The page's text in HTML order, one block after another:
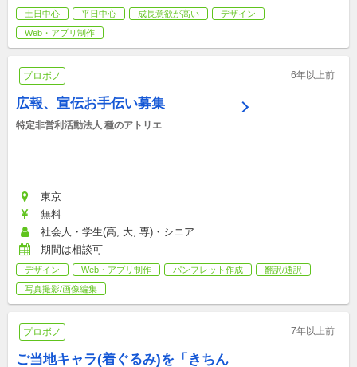
土日中心 平日中心 成長意欲が高い
デザイン
Web・アプリ制作
プロボノ 6年以上前
広報、宣伝お手伝い募集
特定非営利活動法人 種のアトリエ
東京
無料
社会人・学生(高, 大, 専)・シニア
期間は相談可
デザイン Web・アプリ制作 パンフレット作成
翻訳/通訳
写真撮影/画像編集
プロボノ 7年以上前
ご当地キャラ(着ぐるみ)を「きちん